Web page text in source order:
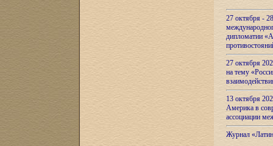
27 октября -
дипломатии
27 октября
на тему
13 октября
Америка в
ассоциации
Журнал